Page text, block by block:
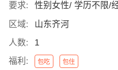
要求:
性别女性/ 学历不限/
区域:
山东齐河
人数:
1
福利:
包吃 包住